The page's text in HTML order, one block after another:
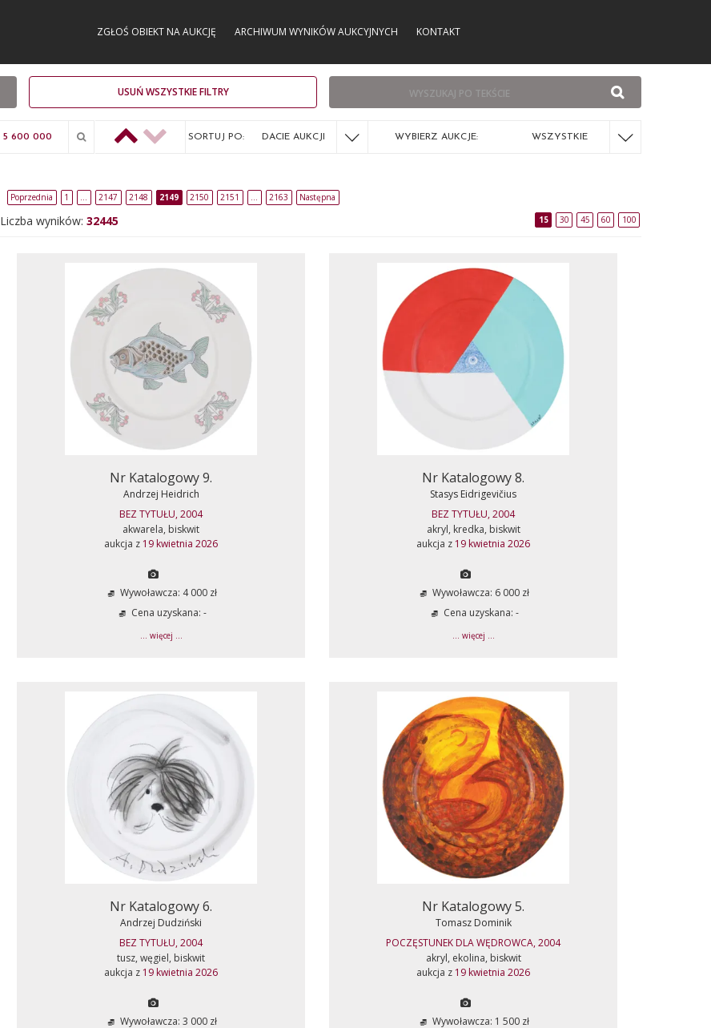
ZGŁOŚ OBIEKT NA AUKCJĘ ARCHIWUM WYNIKÓW AUKCYJNYCH KONTAKT
USUŃ WSZYSTKIE FILTRY
SORTUJ PO: DACIE AUKCJI WYBIERZ AUKCJE: WSZYSTKIE
Poprzednia 1 … 2147 2148 2149 2150 2151 … 2163 Następna
Liczba wyników: 32445 15 30 45 60 100
Nr Katalogowy 9.
Andrzej Heidrich
BEZ TYTUŁU, 2004
akwarela, biskwit
aukcja z 19 kwietnia 2026
Wywoławcza: 4 000 zł
Cena uzyskana: -
... więcej ...
Nr Katalogowy 8.
Stasys Eidrigevičius
BEZ TYTUŁU, 2004
akryl, kredka, biskwit
aukcja z 19 kwietnia 2026
Wywoławcza: 6 000 zł
Cena uzyskana: -
... więcej ...
Nr Katalogowy 6.
Andrzej Dudziński
BEZ TYTUŁU, 2004
tusz, węgiel, biskwit
aukcja z 19 kwietnia 2026
Wywoławcza: 3 000 zł
Nr Katalogowy 5.
Tomasz Dominik
POCZĘSTUNEK DLA WĘDROWCA, 2004
akryl, ekolina, biskwit
aukcja z 19 kwietnia 2026
Wywoławcza: 1 500 zł